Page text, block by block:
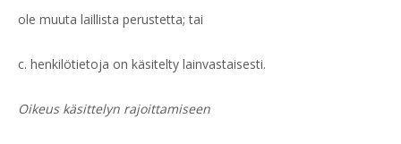
ole muuta laillista perustetta; tai
c. henkilötietoja on käsitelty lainvastaisesti.
Oikeus käsittelyn rajoittamiseen